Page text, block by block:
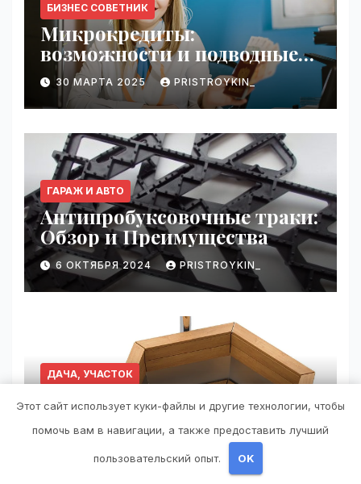
БИЗНЕС СОВЕТНИК
Микрокредиты:
возможности и подводные
камни
30 МАРТА 2025 PRISTROYKIN_
ГАРАЖ И АВТО
Антипробуксовочные траки:
Обзор и Преимущества
6 ОКТЯБРЯ 2024 PRISTROYKIN_
ДАЧА, УЧАСТОК
Чаны для бани:
преимущества, виды и
особенности использования
PRISTROYKIN_
Этот сайт использует куки-файлы и другие технологии, чтобы
помочь вам в навигации, а также предоставить лучший
пользовательский опыт. OK